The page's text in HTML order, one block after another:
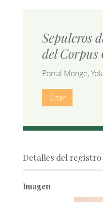
Sepulcros
del
Portal Monge,
Citar
Detalles del registro
Imagen